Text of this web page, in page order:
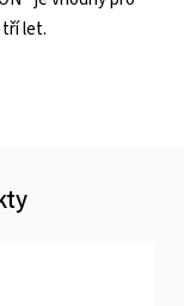
let.